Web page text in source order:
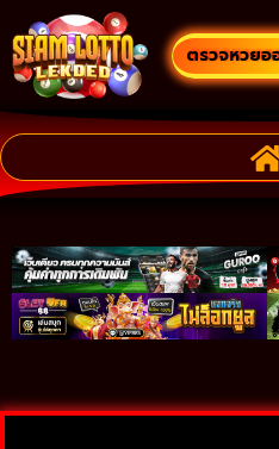
ตรวจหวยอ